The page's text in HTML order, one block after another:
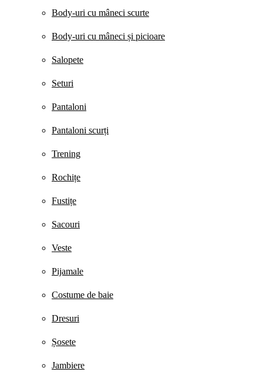
Body-uri cu mâneci scurte
Body-uri cu mâneci și picioare
Salopete
Seturi
Pantaloni
Pantaloni scurți
Trening
Rochițe
Fustițe
Sacouri
Veste
Pijamale
Costume de baie
Dresuri
Șosete
Jambiere